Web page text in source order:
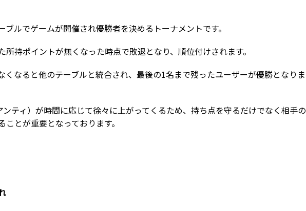
ブルでゲームが開催され優勝者を決めるトーナメントです。
所持ポイントが無くなった時点で敗退となり、順位付けされます。
くなると他のテーブルと統合され、最後の1名まで残ったユーザーが優勝となりま
ティ）が時間に応じて徐々に上がってくるため、持ち点を守るだけでなく相手の
とが重要となっております。